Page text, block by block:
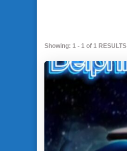
Showing: 1 - 1 of 1 RESULTS